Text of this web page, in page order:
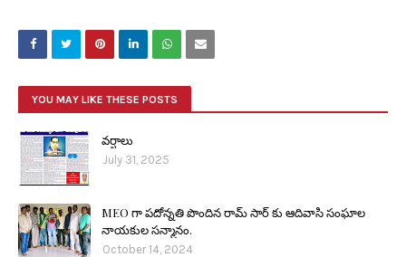
YOU MAY LIKE THESE POSTS
వర్షాలు
July 31, 2025
MEO గా పదోన్నతి పొందిన రామ్ సార్ కు ఆదివాసి సంఘాల
నాయకుల సన్మానం.
October 14, 2024